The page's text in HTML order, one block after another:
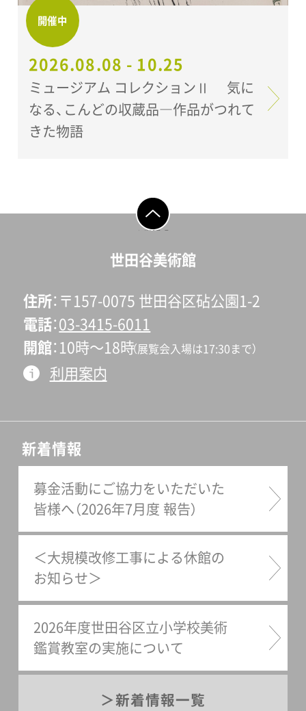
開催中
2026.08.08 - 10.25
ミュージアム コレクションⅡ 気に
なる、こんどの収蔵品―作品がつれて
きた物語
世田谷美術館
住所 〒157-0075 世田谷区砧公園1-2
電話 03-3415-6011
開館 10時〜18時（展覧会入場は17:30まで）
利用案内
新着情報
募金活動にご協力をいただいた
皆様へ（2026年7月度 報告）
＜大規模改修工事による休館の
お知らせ＞
2026年度世田谷区立小学校美術
鑑賞教室の実施について
新着情報一覧